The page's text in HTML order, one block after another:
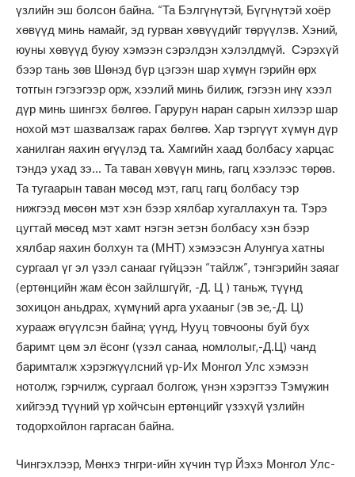
үзлийн эш болсон байна. “Та Бэлгүнүтэй, Бүгүнүтэй хоёр
хөвүүд минь намайг, эд гурван хөвүүдийг төрүүлэв. Хэний,
юуны хөвүүд буюу хэмээн сэрэлдэн хэлэлдмүй. Сэрэхүй
бээр тань зөв Шөнэд бүр цэгээн шар хүмүн гэрийн өрх
тотгын гэгээгээр орж, хээлий минь билиж, гэгээн инү хээл
дүр минь шингэх бөлгөө. Гарурун наран сарын хилээр шар
нохой мэт шазвалзаж гарах бөлгөө. Хар тэргүүт хүмүн дүр
ханилган яахин өгүүлэд та. Хамгийн хаад болбасу харцас
тэндэ ухад зэ… Та таван хөвүүн минь, гагц хээлээс төрөв.
Та тугаарын таван мөсөд мэт, гагц гагц болбасу тэр
нижгээд мөсөн мэт хэн бээр хялбар хугаллахун та. Тэрэ
цугтай мөсөд мэт хамт нэгэн эетэн болбасу хэн бээр
хялбар яахин болхун та (МНТ) хэмээсэн Алунгуа хатны
сургаал үг эл үзэл санааг гүйцээн “тайлж”, тэнгэрийн заяаг
(ертөнцийн жам ёсон зайлшгүйг, -Д. Ц ) таньж, түүнд
зохицон аньдрах, хүмүний арга ухааныг (эв эе,-Д. Ц)
хурааж өгүүлсэн байна; үүнд, Нууц товчооны буй бух
баримт цөм эл ёсонг (үзэл санаа, номлолыг,-Д.Ц) чанд
баримталж хэрэгжүүлсний үр-Их Монгол Улс хэмээн
нотолж, гэрчилж, сургаал болгож, үнэн хэрэгтээ Тэмүжин
хийгээд түүний үр хойчсын ертөнцийг үзэхүй үзлийн
тодорхойлон гаргасан байна.
Чингэхлээр, Мөнхэ тнгри-ийн хүчин түр Йэхэ Монгол Улс-